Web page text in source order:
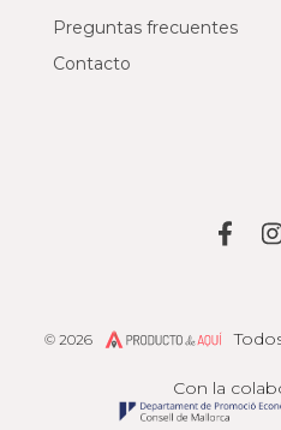
Preguntas frecuentes
Contacto
Con la
© 2026 Producto de